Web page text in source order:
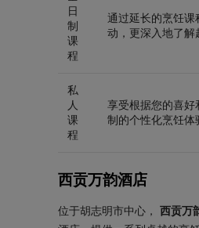
日
制
课
程
通过延长的烹饪
动，更深入地了解
私
人
课
程
享受根据您的喜好
制的个性化烹饪体
西贡万韵酒店
位于胡志明市中心， 西贡万